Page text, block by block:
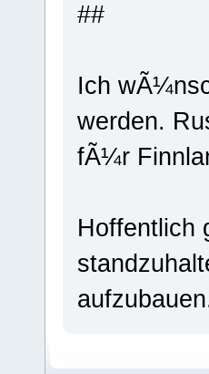
##
Ich
werden.
fÃ¼r
Hoffentlich